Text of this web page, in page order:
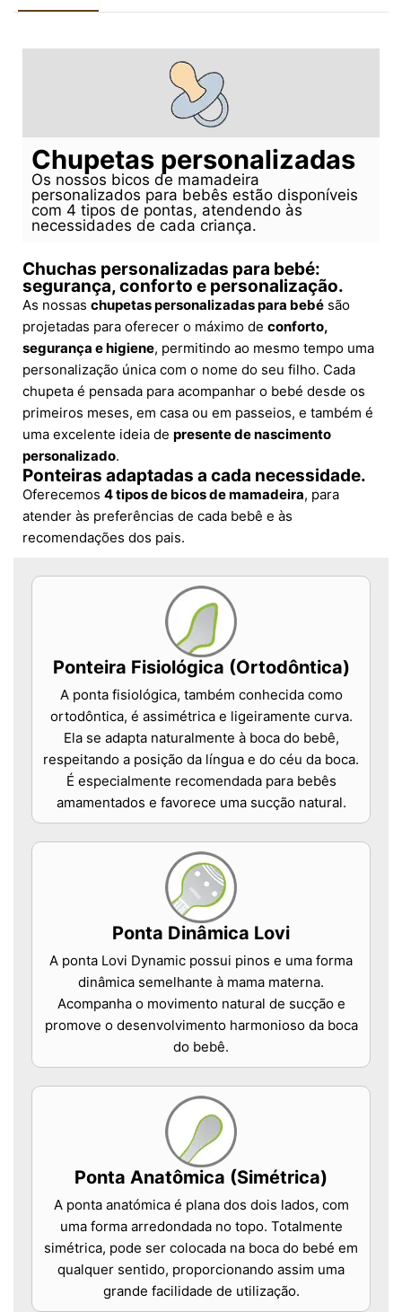
Chupetas personalizadas
Os nossos bicos de mamadeira
personalizados para bebês estão disponíveis
com 4 tipos de pontas, atendendo às
necessidades de cada criança.
Chuchas personalizadas para bebé:
segurança, conforto e personalização.
As nossas chupetas personalizadas para bebé são
projetadas para oferecer o máximo de conforto,
segurança e higiene, permitindo ao mesmo tempo uma
personalização única com o nome do seu filho. Cada
chupeta é pensada para acompanhar o bebé desde os
primeiros meses, em casa ou em passeios, e também é
uma excelente ideia de presente de nascimento
personalizado.
Ponteiras adaptadas a cada necessidade.
Oferecemos 4 tipos de bicos de mamadeira, para
atender às preferências de cada bebê e às
recomendações dos pais.
Ponteira Fisiológica (Ortodôntica)
A ponta fisiológica, também conhecida como
ortodôntica, é assimétrica e ligeiramente curva.
Ela se adapta naturalmente à boca do bebê,
respeitando a posição da língua e do céu da boca.
É especialmente recomendada para bebês
amamentados e favorece uma sucção natural.
Ponta Dinâmica Lovi
A ponta Lovi Dynamic possui pinos e uma forma
dinâmica semelhante à mama materna.
Acompanha o movimento natural de sucção e
promove o desenvolvimento harmonioso da boca
do bebê.
Ponta Anatômica (Simétrica)
A ponta anatómica é plana dos dois lados, com
uma forma arredondada no topo. Totalmente
simétrica, pode ser colocada na boca do bebé em
qualquer sentido, proporcionando assim uma
grande facilidade de utilização.